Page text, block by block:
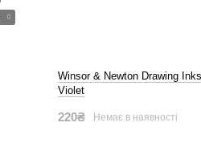
Winsor & Newton Drawing
Violet
220₴ Немає в наявності